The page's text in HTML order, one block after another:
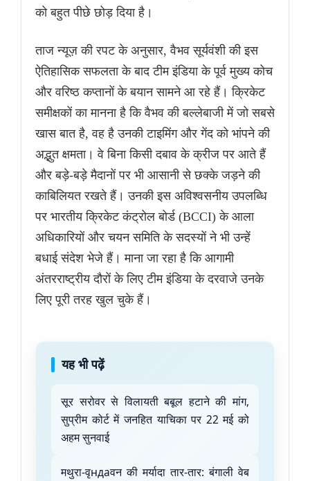
को बहुत पीछे छोड़ दिया है।
ताज न्यूज़ की रपट के अनुसार, वैभव सूर्यवंशी की इस
ऐतिहासिक सफलता के बाद टीम इंडिया के पूर्व मुख्य कोच
और वरिष्ठ कप्तानों के बयान सामने आ रहे हैं। क्रिकेट
समीक्षकों का मानना है कि वैभव की बल्लेबाजी में जो सबसे
खास बात है, वह है उनकी टाइमिंग और गेंद को भांपने की
अद्भुत क्षमता। वे बिना किसी दबाव के क्रीज पर आते हैं
और बड़े-बड़े मैदानों पर भी आसानी से छक्के जड़ने की
काबिलियत रखते हैं। उनकी इस अविश्वसनीय उपलब्धि
पर भारतीय क्रिकेट कंट्रोल बोर्ड (BCCI) के आला
अधिकारियों और चयन समिति के सदस्यों ने भी उन्हें
बधाई संदेश भेजे हैं। माना जा रहा है कि आगामी
अंतरराष्ट्रीय दौरों के लिए टीम इंडिया के दरवाजे उनके
लिए पूरी तरह खुल चुके हैं।
यह भी पढ़ें
सूर सरोवर से विलायती बबूल हटाने की मांग,
सुप्रीम कोर्ट में जनहित याचिका पर 22 मई को
अहम सुनवाई
मथुरा-वृндаवन की मर्यादा तार-तार: बंगाली वेब